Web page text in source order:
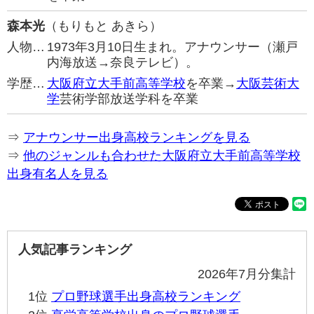
森本光 （もりもと あきら）
人物… 1973年3月10日生まれ。アナウンサー（瀬戸
内海放送→奈良テレビ）。
学歴… 大阪府立大手前高等学校を卒業→ 大阪芸術大
学芸術学部放送学科を卒業
⇒ アナウンサー出身高校ランキングを見る
⇒ 他のジャンルも合わせた大阪府立大手前高等学校
出身有名人を見る
人気記事ランキング
2026年7月分集計
1位 プロ野球選手出身高校ランキング